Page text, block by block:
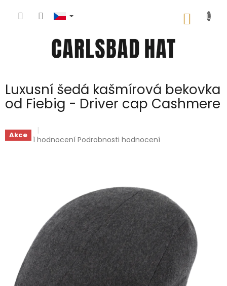
Luxusní šedá kašmírová bekovka
od Fiebig - Driver cap Cashmere
Akce Průměrné
hvězdiček.
1 hodnocení Podrobnosti hodnocení